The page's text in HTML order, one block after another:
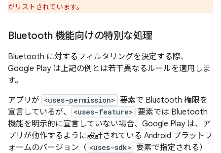
がリストされています。
Bluetooth 機能向けの特別な処理
Bluetooth に対するフィルタリングを決定する際、
Google Play は上記の例とは若干異なるルールを適用しま
す。
アプリが <uses-permission> 要素で Bluetooth 権限を
宣言しているが、
<uses-feature> 要素では Bluetooth
機能を明示的に宣言していない場合、Google Play は、ア
プリが動作するように設計されている Android プラットフ
ォームのバージョン（ <uses-sdk> 要素で指定される）